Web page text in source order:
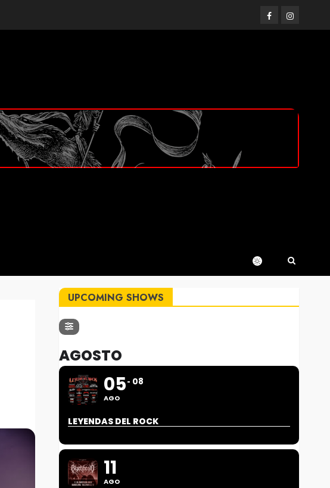
FacebookInstagram
UPCOMING SHOWS
AGOSTO
05
AGO
08
LEYENDAS DEL ROCK
11
AGO